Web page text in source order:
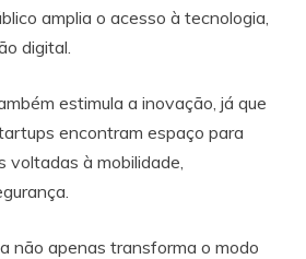
amplia o acesso à tecnologia,
digital.
estimula a inovação, já que
encontram espaço para
voltadas à mobilidade,
não apenas transforma o modo